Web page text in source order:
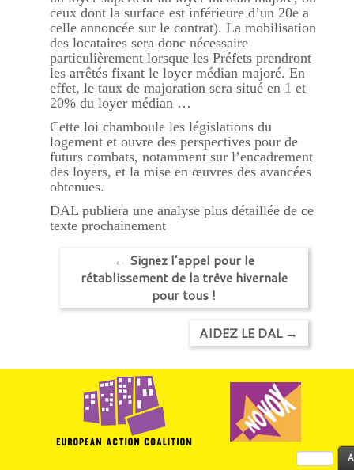
ceux dont la surface est inférieure d’un 20e a
celle annoncée sur le contrat). La mobilisation
des locataires sera donc nécessaire
particulièrement lorsque les Préfets prendront
les arrêtés fixant le loyer médian majoré. En
effet, le taux de majoration sera situé en 1 et
20% du loyer médian …
Cette loi chamboule les législations du
logement et ouvre des perspectives pour de
futurs combats, notamment sur l’encadrement
des loyers, et la mise en œuvres des avancées
obtenues.
DAL publiera une analyse plus détaillée de ce
texte prochainement
← Signez l’appel pour le
rétablissement de la trêve hivernale
pour tous !
AIDEZ LE DAL →
Rechercher :